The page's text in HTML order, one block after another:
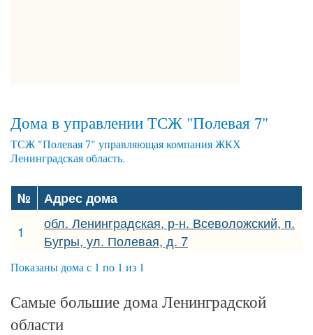
Дома в управлении ТСЖ "Полевая 7"
ТСЖ "Полевая 7" управляющая компания ЖКХ
Ленинградская область.
№
Адрес дома
1
обл. Ленинградская, р-н. Всеволожский, п.
Бугры, ул. Полевая, д. 7
Показаны дома с 1 по 1 из 1
Самые большие дома Ленинградской
области